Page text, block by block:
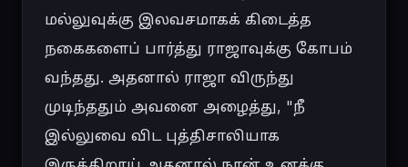
மல்லுவுக்கு இலவசமாகக் கிடைத்த
நகைகளைப் பார்த்து ராஜாவுக்கு கோபம்
வந்தது. அதனால் ராஜா விருந்து
முடிந்ததும் அவனை அழைத்து, "நீ
இல்லுவை விட புத்திசாலியாக